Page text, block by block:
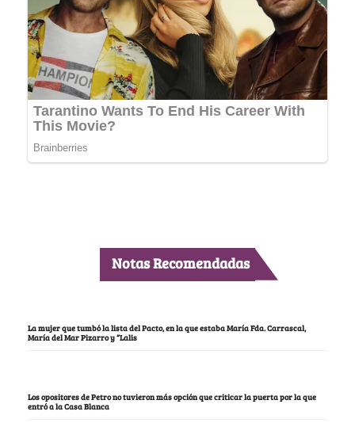
Notas Recomendadas
La mujer que tumbó la lista del Pacto, en la que estaba María Fda. Carrascal,
María del Mar Pizarro y “Lalis
Los opositores de Petro no tuvieron más opción que criticar la puerta por la que
entró a la Casa Blanca